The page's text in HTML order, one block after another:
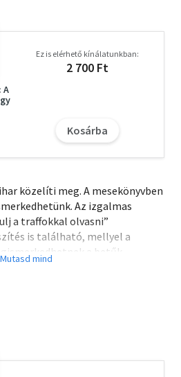
A
Ez is elérhető kínálatunkban:
2 700 Ft
Kosárba
közelíti meg. A mesekönyvben
Az izgalmas
a traffokkal olvasni”
is található, mellyel a
a betűk